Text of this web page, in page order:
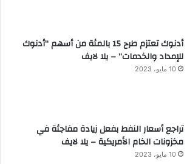
أدنوك تعتزم طرح 15 بالمئة من أسهم “أدنوك
للإمداد والخدمات” – يلا لايف
10 مايو، 2023
تراجع أسعار النفط بفعل زيادة مفاجئة في
مخزونات الخام الأمريكية – يلا لايف
10 مايو، 2023